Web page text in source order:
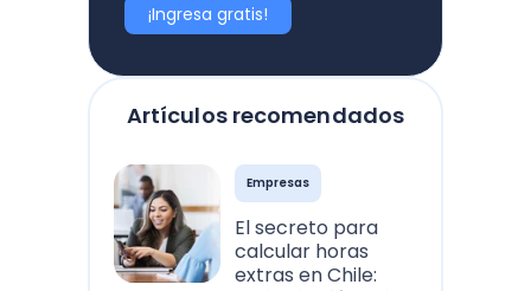
Artículos recomendados
Empresas
El secreto para
calcular horas
extras en Chile:
¡Ingresa gratis!